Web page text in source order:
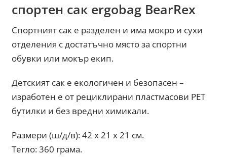
спортен сак ergobag BearRex
Спортният сак е разделен и има мокро и сухи
отделения с достатъчно място за спортни
обувки или мокър екип.
Детският сак е екологичен и безопасен –
изработен е от рециклирани пластмасови PET
бутилки и без вредни химикали.
Размери (ш/д/в): 42 x 21 x 21 см.
Тегло: 360 грама.